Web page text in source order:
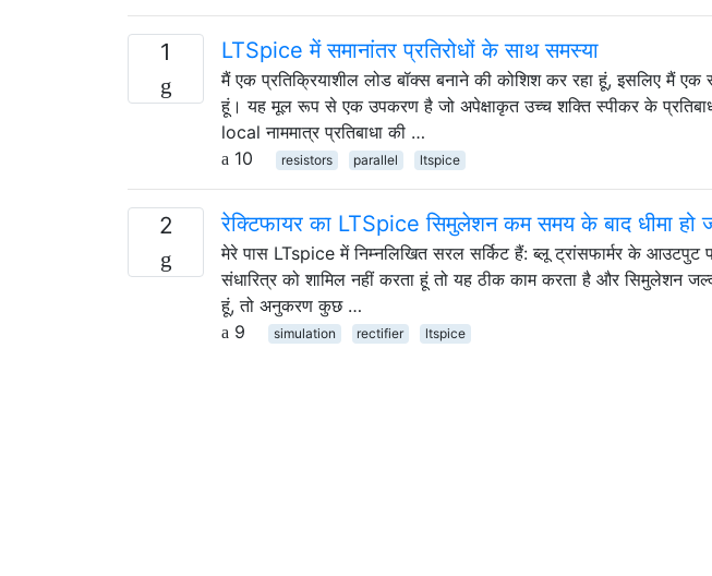
1 LTSpice में समानांतर प्रतिरोधों के साथ समस्या
मैं एक प्रतिक्रियाशील लोड बॉक्स बनाने की कोशिश कर रहा हूं, इसलिए मैं एक
हूं। यह मूल रूप से एक उपकरण है जो अपेक्षाकृत उच्च शक्ति स्पीकर के
local नाममात्र प्रतिबाधा की …
10
resistors parallel ltspice
2 रेक्टिफायर का LTSpice सिमुलेशन कम समय के बाद धीमा हो
मेरे पास LTspice में निम्नलिखित सरल सर्किट हैं: ब्लू ट्रांसफार्मर के
संधारित्र को शामिल नहीं करता हूं तो यह ठीक काम करता है और सिमुलेशन
हूं, तो अनुकरण कुछ …
9
simulation rectifier ltspice